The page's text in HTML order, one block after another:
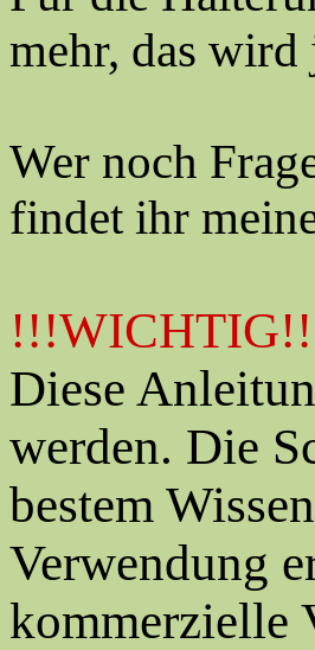
mehr, das
Wer noch
findet ihr
Diese
werden. Die
bestem
Verwendung
kommerzielle